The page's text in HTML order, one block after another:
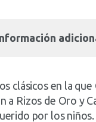
clásicos en la que
a Rizos de Oro y
por los niños.